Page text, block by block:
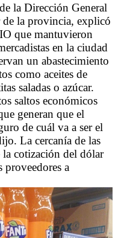
la Dirección General
la provincia, explicó
que mantuvieron
en la ciudad
un abastecimiento
como aceites de
saladas o azúcar.
saltos económicos
generan que el
de cuál va a ser el
La cercanía de las
la cotización del dólar
proveedores a